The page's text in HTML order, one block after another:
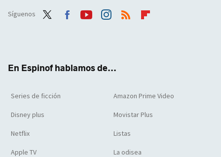
Síguenos
En Espinof hablamos de...
Series de ficción Amazon Prime Video
Disney plus Movistar Plus
Netflix Listas
Apple TV La odisea